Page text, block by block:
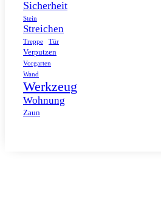
Sicherheit
Stein
Streichen
Treppe Tür
Verputzen
Vorgarten
Wand
Werkzeug
Wohnung
Zaun